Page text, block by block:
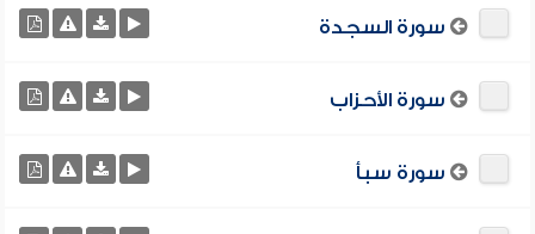
سورة السجدة
سورة الأحزاب
سورة سبأ